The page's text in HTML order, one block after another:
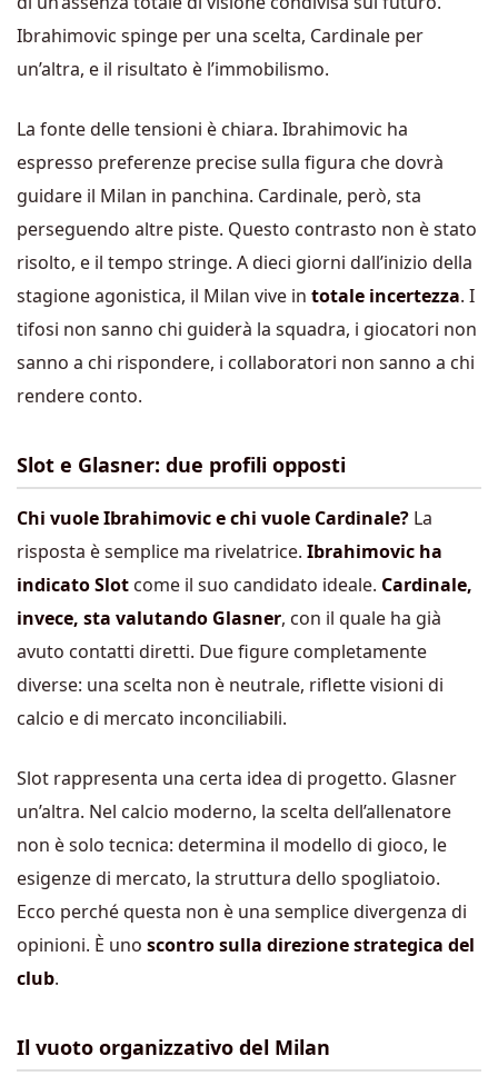
Ibrahimovic spinge per una scelta, Cardinale per
un’altra, e il risultato è l’immobilismo.
La fonte delle tensioni è chiara. Ibrahimovic ha
espresso preferenze precise sulla figura che dovrà
guidare il Milan in panchina. Cardinale, però, sta
perseguendo altre piste. Questo contrasto non è stato
risolto, e il tempo stringe. A dieci giorni dall’inizio della
stagione agonistica, il Milan vive in totale incertezza. I
tifosi non sanno chi guiderà la squadra, i giocatori non
sanno a chi rispondere, i collaboratori non sanno a chi
rendere conto.
Slot e Glasner: due profili opposti
Chi vuole Ibrahimovic e chi vuole Cardinale? La
risposta è semplice ma rivelatrice. Ibrahimovic ha
indicato Slot come il suo candidato ideale. Cardinale,
invece, sta valutando Glasner, con il quale ha già
avuto contatti diretti. Due figure completamente
diverse: una scelta non è neutrale, riflette visioni di
calcio e di mercato inconciliabili.
Slot rappresenta una certa idea di progetto. Glasner
un’altra. Nel calcio moderno, la scelta dell’allenatore
non è solo tecnica: determina il modello di gioco, le
esigenze di mercato, la struttura dello spogliatoio.
Ecco perché questa non è una semplice divergenza di
opinioni. È uno scontro sulla direzione strategica del
club.
Il vuoto organizzativo del Milan